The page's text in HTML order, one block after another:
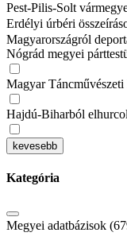
Pest-Pilis-Solt
Erdélyi úrbéri
Magyarországról
Nógrád megyei
Magyar
Hajdú-Biharból
kevesebb
Kategória
Megyei adatbázisok